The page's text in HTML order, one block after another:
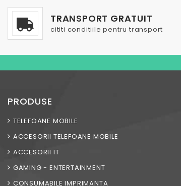
TRANSPORT GRATUIT
cititi conditiile pentru transport
PRODUSE
TELEFOANE MOBILE
ACCESORII TELEFOANE MOBILE
ACCESORII IT
GAMING - ENTERTAINMENT
CONSUMABILE IMPRIMANTA